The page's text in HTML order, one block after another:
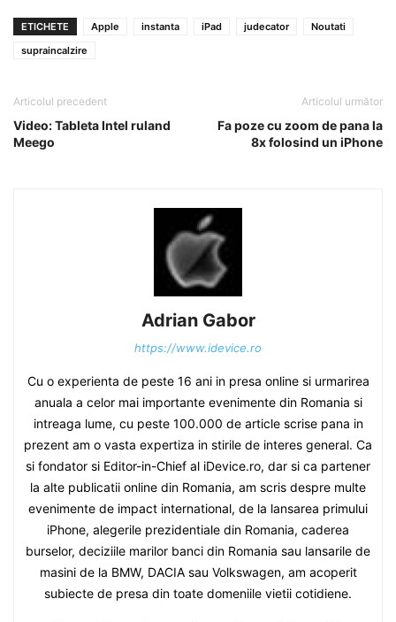
ETICHETE Apple instanta iPad judecator
Noutati
supraincalzire
Articolul precedent
Video: Tableta Intel ruland
Meego
Articolul următor
Fa poze cu zoom de pana la
8x folosind un iPhone
Adrian Gabor
https://www.idevice.ro
Cu o experienta de peste 16 ani in presa online si urmarirea
anuala a celor mai importante evenimente din Romania si
intreaga lume, cu peste 100.000 de article scrise pana in
prezent am o vasta expertiza in stirile de interes general. Ca
si fondator si Editor-in-Chief al iDevice.ro, dar si ca partener
la alte publicatii online din Romania, am scris despre multe
evenimente de impact international, de la lansarea primului
iPhone, alegerile prezidentiale din Romania, caderea
burselor, deciziile marilor banci din Romania sau lansarile de
masini de la BMW, DACIA sau Volkswagen, am acoperit
subiecte de presa din toate domeniile vietii cotidiene.